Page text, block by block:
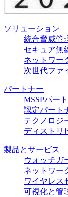
ソリューション
統合脅威管
セキュア無
ネットワー
次世代ファ
パートナー
MSSPパー
認定パート
テクノロジ
ディストリ
製品とサービス
ウォッチガ
ネットワー
ワイヤレス
可視化と管